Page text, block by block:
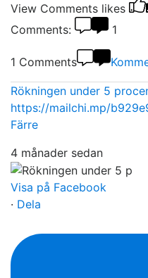
View Comments likes
Comments:
1
1 Comments
Rökningen under 5
https://mailchi.mp/
Färre
4 månader sedan
Visa på Facebook
· Dela